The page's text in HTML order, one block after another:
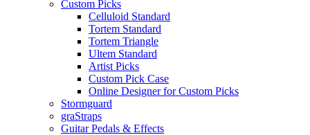
Custom Picks
Celluloid Standard
Tortem Standard
Tortem Triangle
Ultem Standard
Artist Picks
Custom Pick Case
Online Designer for Custom Picks
Stormguard
graStraps
Guitar Pedals & Effects